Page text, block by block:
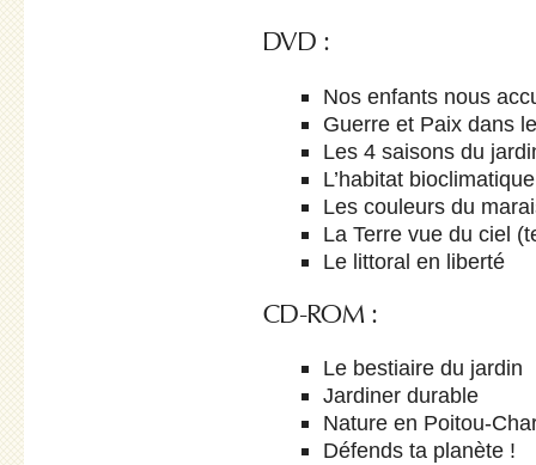
DVD :
Nos enfants nous
Guerre et Paix dans
Les 4 saisons du
L’habitat bioclimatique
Les couleurs du
La Terre vue du ciel
Le littoral en liberté
CD-ROM :
Le bestiaire du jardin
Jardiner durable
Nature en Poitou-
Défends ta planète !